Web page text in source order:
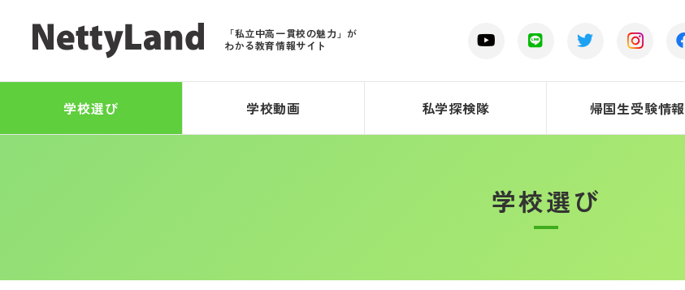
「私立中高一貫校の魅力」が
わかる教育情報サイト
学校選び 学校動画 私学探検隊 帰国生受験情報
学校選び